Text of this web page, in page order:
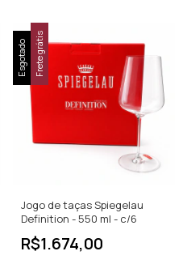
Esgotado Frete grátis
Jogo de taças Spiegelau
Definition - 550 ml - c/6
R$1.674,00